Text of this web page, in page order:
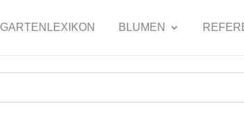
GARTENLEXIKON BLUMEN